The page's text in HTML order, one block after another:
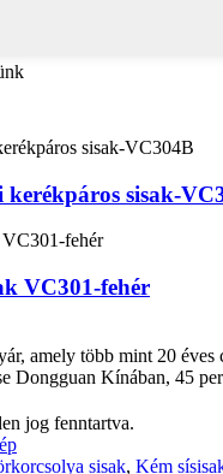
kerékpáros sisak-
VC301-fehér
amely több mint 20
Dongguan Kínában, 45
jog fenntartva.
sisak, Kém